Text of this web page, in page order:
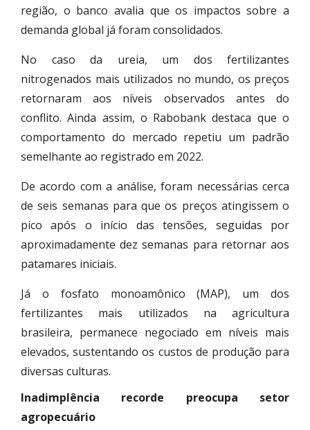
região, o banco avalia que os impactos sobre a
demanda global já foram consolidados.
No caso da ureia, um dos fertilizantes
nitrogenados mais utilizados no mundo, os preços
retornaram aos níveis observados antes do
conflito. Ainda assim, o Rabobank destaca que o
comportamento do mercado repetiu um padrão
semelhante ao registrado em 2022.
De acordo com a análise, foram necessárias cerca
de seis semanas para que os preços atingissem o
pico após o início das tensões, seguidas por
aproximadamente dez semanas para retornar aos
patamares iniciais.
Já o fosfato monoamônico (MAP), um dos
fertilizantes mais utilizados na agricultura
brasileira, permanece negociado em níveis mais
elevados, sustentando os custos de produção para
diversas culturas.
Inadimplência recorde preocupa setor
agropecuário